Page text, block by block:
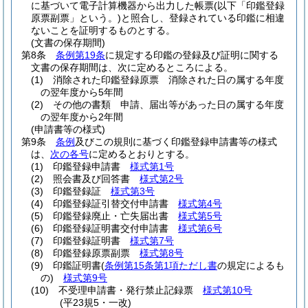
に基づいて電子計算機器から出力した帳票(以下「印鑑登録
原票副票」という。)と照合し、登録されている印鑑に相違
ないことを証明するものとする。
(文書の保存期間)
第8条
条例第19条に規定する印鑑の登録及び証明に関する
文書の保存期間は、次に定めるところによる。
(1)
消除された印鑑登録原票 消除された日の属する年度
の翌年度から5年間
(2)
その他の書類 申請、届出等があった日の属する年度
の翌年度から2年間
(申請書等の様式)
第9条
条例 及びこの規則に基づく印鑑登録申請書等の様式
は、 次の各号に定めるとおりとする。
(1)
印鑑登録申請書 様式第1号
(2)
照会書及び回答書 様式第2号
(3)
印鑑登録証 様式第3号
(4)
印鑑登録証引替交付申請書 様式第4号
(5)
印鑑登録廃止・亡失届出書 様式第5号
(6)
印鑑登録証明書交付申請書 様式第6号
(7)
印鑑登録証明書 様式第7号
(8)
印鑑登録原票副票 様式第8号
(9)
印鑑証明書(条例第15条第1項ただし書の規定によるも
の)
様式第9号
(10)
不受理申請書・発行禁止記録票 様式第10号
(平23規5・一改)